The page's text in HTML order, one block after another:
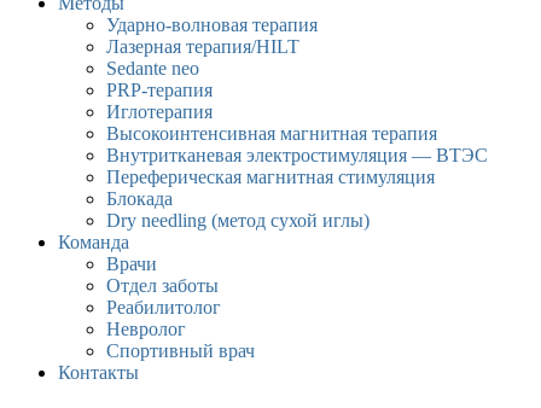
Ударно-волновая терапия
Лазерная терапия/HILT
Sedante neo
PRP-терапия
Иглотерапия
Высокоинтенсивная магнитная терапия
Внутритканевая электростимуляция — ВТЭС
Переферическая магнитная стимуляция
Блокада
Dry needling (метод сухой иглы)
Команда
Врачи
Отдел заботы
Реабилитолог
Невролог
Спортивный врач
Контакты